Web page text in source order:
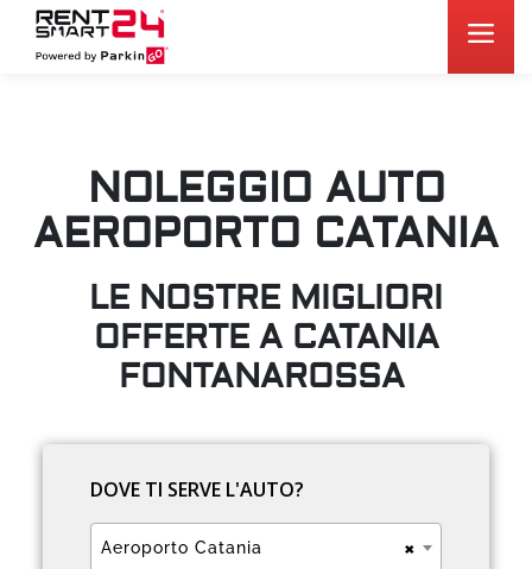
NOLEGGIO AUTO
AEROPORTO CATANIA
LE NOSTRE MIGLIORI
OFFERTE A CATANIA
FONTANAROSSA
DOVE TI SERVE L'AUTO?
×
Aeroporto Catania